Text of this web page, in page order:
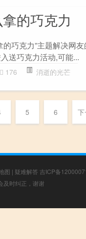
的巧克力
的巧克力”主题解决网
送巧克力活动,可能...
176 消逝的光芒
5 6
图 | 疑难解答 吉ICP备
及时纠正，谢谢